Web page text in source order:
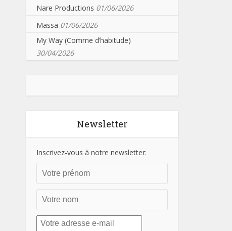
Nare Productions 01/06/2026
Massa 01/06/2026
My Way (Comme d’habitude)
30/04/2026
Newsletter
Inscrivez-vous à notre newsletter: